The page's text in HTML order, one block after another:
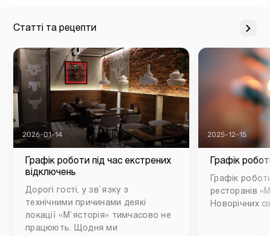
Статті та рецепти
2026-01-14
Графік роботи під час екстрених
відключень
Дорогі гості, у зв`язку з
технічними причинами деякі
локації «М`ясторія» тимчасово не
працюють. Щодня ми
2025-12-15
Графік
Графік
ресторанів
Новорічних